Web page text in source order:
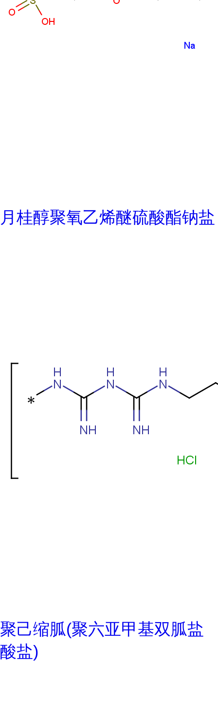
月桂醇聚氧乙烯醚硫酸酯钠盐
聚己缩胍(聚六亚甲基双胍盐
酸盐)